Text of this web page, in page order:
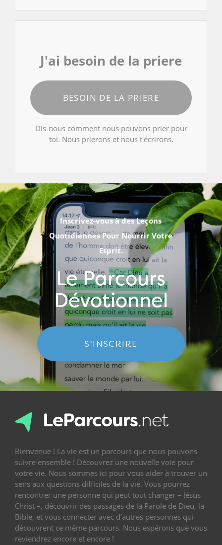
J'ai besoin de la priere
BESOIN DE LA PRIERE
Dis-nous comment nous pouvons prier pour
toi. Nous prierons et nous t'écrirons.
Inscrivez-vous à des Leçons
Quotidiennes Pour Nourrir Votre
Esprit.
Le Parcours
Dévotionnel
S'INSCRIRE
Bienvenue ! La vie est un parcours que nous pouvons
suivre ensemble ! Découvrez une nouvelle voie pour
votre vie. Nous sommes ici pour vous aider à trouver un
sens aux questions difficiles de la vie. Vous pourrez
rencontrer une personne qui peut tout changer – Jésus
Christ –, découvrir des passages de la Parole de Dieu, la
Bible, et vous connecter avec d’autres personnes qui
découvrent ce même parcours. Nous espérons que vous
reviendrez encore et encore !